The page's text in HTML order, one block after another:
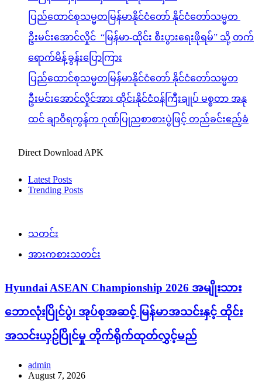
ပြည်ထောင်စုသမ္မတမြန်မာနိုင်ငံတော် နိုင်ငံတော်သမ္မတ
ဦးမင်းအောင်လှိုင် “မြန်မာ-ထိုင်း စီးပွားရေးဖိုရမ်” သို့ တက်
ရောက်မိန့်ခွန်းပြောကြား
ပြည်ထောင်စုသမ္မတမြန်မာနိုင်ငံတော် နိုင်ငံတော်သမ္မတ
ဦးမင်းအောင်လှိုင်အား ထိုင်းနိုင်ငံဝန်ကြီးချုပ် မစ္စတာ အနု
ထင် ချာဝီရကွန်က ဂုဏ်ပြုညစာစားပွဲဖြင့် တည်ခင်းဧည့်ခံ
Direct Download APK
Latest Posts
Trending Posts
သတင်း
အားကစားသတင်း
Hyundai ASEAN Championship 2026 အမျိုးသား
ဘောလုံးပြိုင်ပွဲ၊ အုပ်စုအဆင့် မြန်မာအသင်းနှင့် ထိုင်း
အသင်းယှဉ်ပြိုင်မှု တိုက်ရိုက်ထုတ်လွှင့်မည်
admin
August 7, 2026